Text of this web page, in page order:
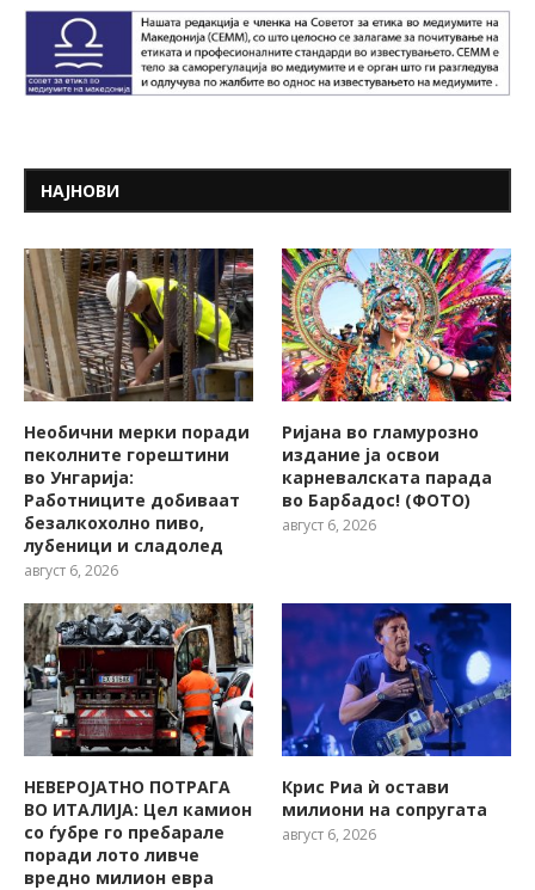
НАЈНОВИ
Необични мерки поради
пеколните горештини
во Унгарија:
Работниците добиваат
безалкохолно пиво,
лубеници и сладолед
август 6, 2026
Ријана во гламурозно
издание ја освои
карневалската парада
во Барбадос! (ФОТО)
август 6, 2026
НЕВЕРОЈАТНО ПОТРАГА
ВО ИТАЛИЈА: Цел камион
со ѓубре го пребарале
поради лото ливче
вредно милион евра
Крис Риа ѝ остави
милиони на сопругата
август 6, 2026